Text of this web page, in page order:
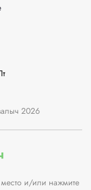
2026
и/или нажмите